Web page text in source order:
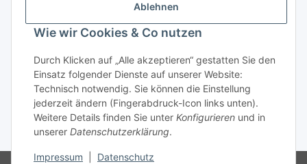
Ablehnen
Wie wir Cookies & Co nutzen
Durch Klicken auf „Alle akzeptieren“ gestatten Sie den
Einsatz folgender Dienste auf unserer Website:
Technisch notwendig. Sie können die Einstellung
jederzeit ändern (Fingerabdruck-Icon links unten).
Weitere Details finden Sie unter Konfigurieren und in
unserer Datenschutzerklärung.
Impressum Datenschutz
E-Mail:anne.weckesser@genesis-musikverlag.de
Informationen
Gesetzliche Informationen
* Alle Preise inkl. gesetzlicher USt., zzgl.Versand